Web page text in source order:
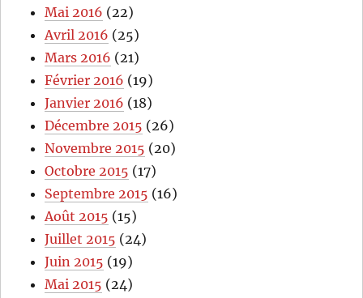
Mai 2016 (22)
Avril 2016 (25)
Mars 2016 (21)
Février 2016 (19)
Janvier 2016 (18)
Décembre 2015 (26)
Novembre 2015 (20)
Octobre 2015 (17)
Septembre 2015 (16)
Août 2015 (15)
Juillet 2015 (24)
Juin 2015 (19)
Mai 2015 (24)